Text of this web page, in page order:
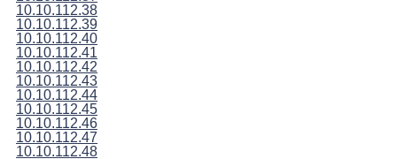
10.10.112.38
10.10.112.39
10.10.112.40
10.10.112.41
10.10.112.42
10.10.112.43
10.10.112.44
10.10.112.45
10.10.112.46
10.10.112.47
10.10.112.48